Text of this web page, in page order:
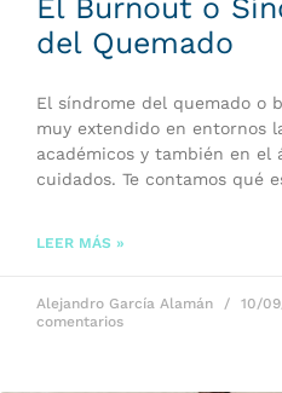
El Burnout o
del Quemado
El síndrome del quemado o
muy extendido en entornos
académicos y también en el
cuidados. Te contamos qué
LEER MÁS »
Alejandro García Alamán 10/
comentarios